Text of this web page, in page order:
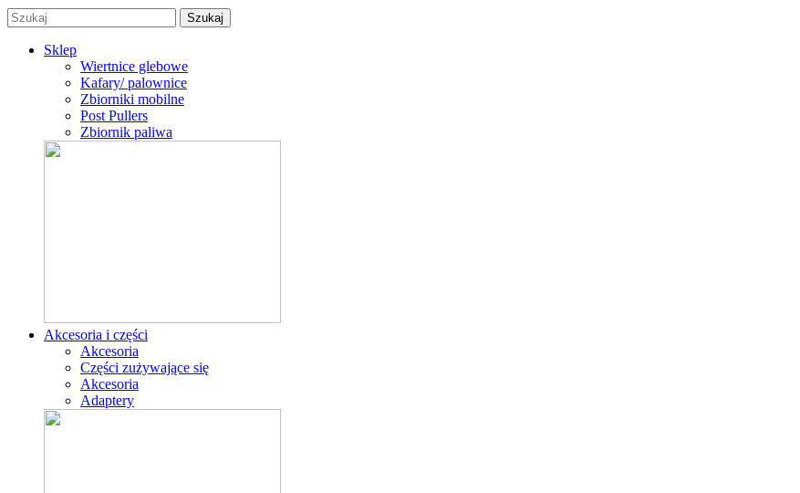
Sklep
Wiertnice glebowe
Kafary/ palownice
Zbiorniki mobilne
Post Pullers
Zbiornik paliwa
Akcesoria i części
Akcesoria
Części zużywające się
Akcesoria
Adaptery